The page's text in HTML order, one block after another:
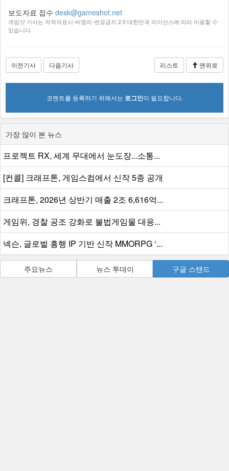
보도자료 접수 desk@gameshot.net
게임샷 기사는 저작자표시-비영리-변경금지 2.0 대한민국 라이선스에 따라 이용할 수
있습니다.
이전기사 다음기사 리스트 맨위로
코멘트를 등록하기 위해서는 로그인이 필요합니다.
가장 많이 본 뉴스
프로젝트 RX, 세계 무대에서 눈도장...소통...
[컨콜] 크래프톤, 게임스컴에서 신작 5종 공개
크래프톤, 2026년 상반기 매출 2조 6,616억...
게임위, 경찰 공조 강화로 불법게임물 대응...
넥슨, 글로벌 흥행 IP 기반 신작 MMORPG ‘...
주요뉴스 뉴스 투데이 구글 스탠드